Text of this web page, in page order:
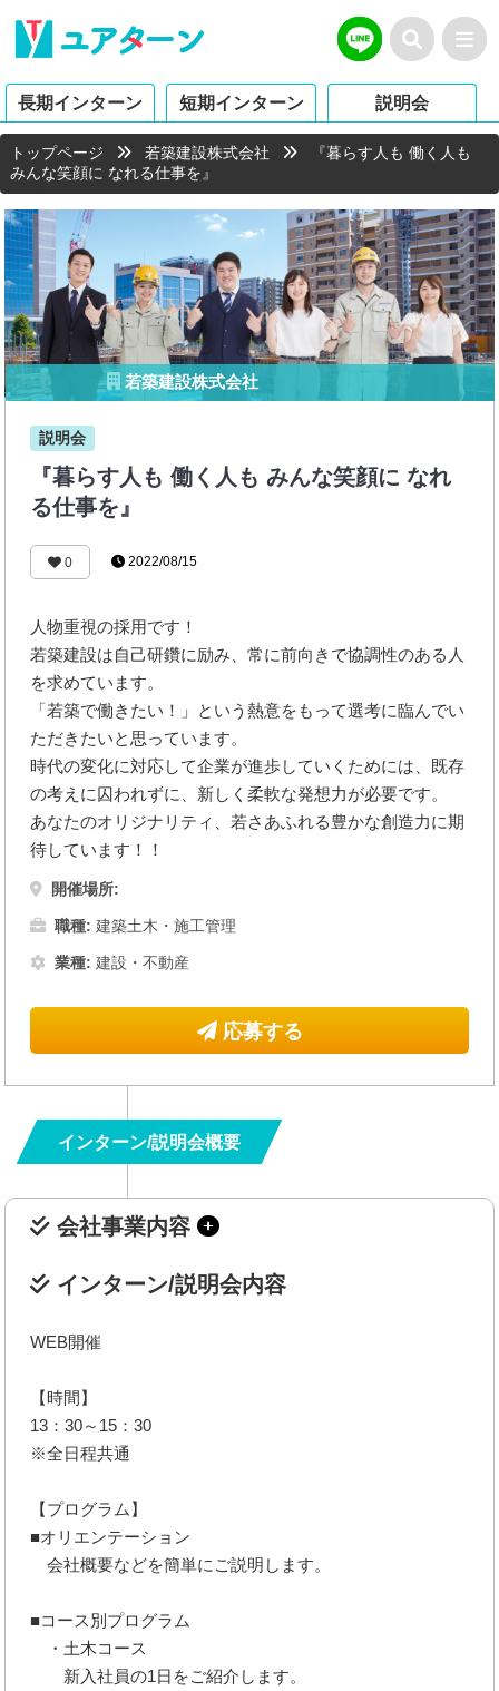
長期インターン 短期インターン 説明会
トップページ 若築建設株式会社
『暮らす人も 働く人も
みんな笑顔に なれる仕事を』
若築建設株式会社
説明会
『暮らす人も 働く人も みんな笑顔に なれ
る仕事を』
0 2022/08/15
人物重視の採用です！
若築建設は自己研鑽に励み、常に前向きで協調性のある人
を求めています。
「若築で働きたい！」という熱意をもって選考に臨んでい
ただきたいと思っています。
時代の変化に対応して企業が進歩していくためには、既存
の考えに囚われずに、新しく柔軟な発想力が必要です。
あなたのオリジナリティ、若さあふれる豊かな創造力に期
待しています！！
開催場所:
職種: 建築土木・施工管理
業種: 建設・不動産
応募する
インターン/説明会概要
会社事業内容
インターン/説明会内容
WEB開催
【時間】
13：30～15：30
※全日程共通
【プログラム】
■オリエンテーション
会社概要などを簡単にご説明します。
■コース別プログラム
・土木コース
新入社員の1日をご紹介します。